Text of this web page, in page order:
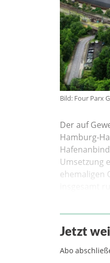
Bild: Four Parx
Der auf
Hamburg-
Umsetzung
ehemaligen
Jetzt
Abo